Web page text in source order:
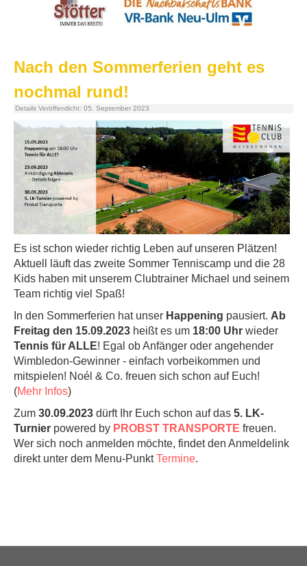
Nach den Sommerferien geht es
nochmal rund!
Details Veröffentlicht: 05. September 2023
Es ist schon wieder richtig Leben auf unseren Plätzen!
Aktuell läuft das zweite Sommer Tenniscamp und die 28
Kids haben mit unserem Clubtrainer Michael und seinem
Team richtig viel Spaß!
In den Sommerferien hat unser Happening pausiert. Ab
Freitag den 15.09.2023 heißt es um 18:00 Uhr wieder
Tennis für ALLE! Egal ob Anfänger oder angehender
Wimbledon-Gewinner - einfach vorbeikommen und
mitspielen! Noél & Co. freuen sich schon auf Euch!
(Mehr Infos)
Zum 30.09.2023 dürft Ihr Euch schon auf das 5. LK-
Turnier powered by PROBST TRANSPORTE freuen.
Wer sich noch anmelden möchte, findet den Anmeldelink
direkt unter dem Menu-PunktTermine.